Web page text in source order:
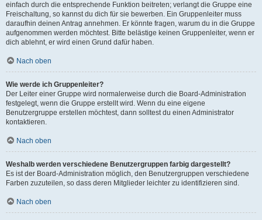
einfach durch die entsprechende Funktion beitreten; verlangt die Gruppe eine
Freischaltung, so kannst du dich für sie bewerben. Ein Gruppenleiter muss
daraufhin deinen Antrag annehmen. Er könnte fragen, warum du in die Gruppe
aufgenommen werden möchtest. Bitte belästige keinen Gruppenleiter, wenn er
dich ablehnt, er wird einen Grund dafür haben.
Nach oben
Wie werde ich Gruppenleiter?
Der Leiter einer Gruppe wird normalerweise durch die Board-Administration
festgelegt, wenn die Gruppe erstellt wird. Wenn du eine eigene
Benutzergruppe erstellen möchtest, dann solltest du einen Administrator
kontaktieren.
Nach oben
Weshalb werden verschiedene Benutzergruppen farbig dargestellt?
Es ist der Board-Administration möglich, den Benutzergruppen verschiedene
Farben zuzuteilen, so dass deren Mitglieder leichter zu identifizieren sind.
Nach oben